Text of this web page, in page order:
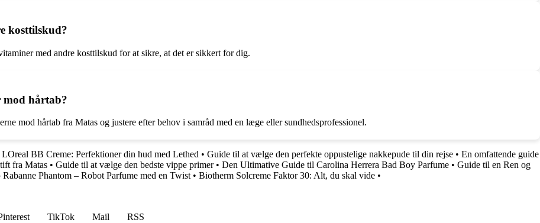
kosttilskud?
med andre kosttilskud for at sikre, at det er sikkert for dig.
mod hårtab?
mod hårtab fra Matas og justere efter behov i samråd med en læge eller sundhedsprofessionel.
BB Creme: Perfektioner din hud med Lethed • Guide til at vælge den perfekte oppustelige nakkepude til din rejse • En omfattende guide
fra Matas • Guide til at vælge den bedste vippe primer• Den Ultimative Guide til Carolina Herrera Bad Boy Parfume • Guide til en Ren og
Phantom – Robot Parfume med en Twist • Biotherm Solcreme Faktor 30: Alt, du skal vide •
TikTok Mail
RSS